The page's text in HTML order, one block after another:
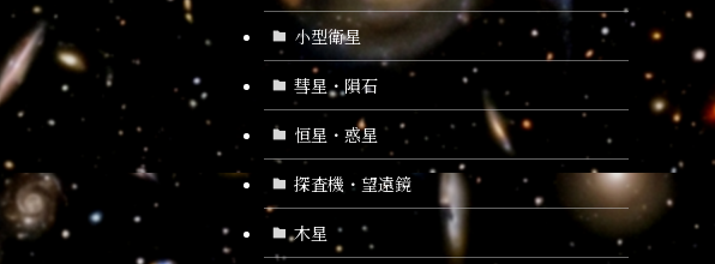
小型衛星
彗星・隕石
恒星・惑星
探査機・望遠鏡
木星